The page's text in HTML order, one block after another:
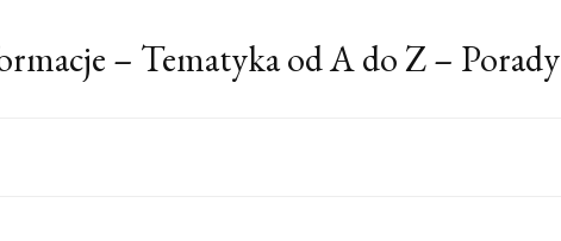
– Tematyka od A do Z – Porady